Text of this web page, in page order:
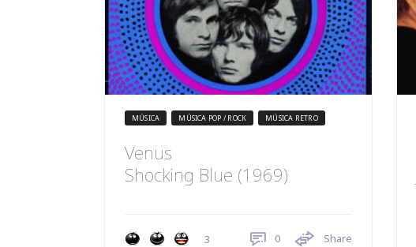
MÚSICA MÚSICA POP / ROCK MÚSICA RETRO
Venus
Shocking Blue (1969)
3 0 Share